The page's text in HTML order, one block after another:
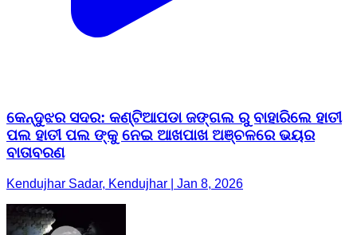
କେନ୍ଦୁଝର ସଦର: କଣ୍ଟିଆପଡା ଜଙ୍ଗଲ ରୁ ବାହାରିଲେ ହାତୀ
ପଲ ହାତୀ ପଲ ଙ୍କୁ ନେଇ ଆଖପାଖ ଅଞ୍ଚଳରେ ଭୟର
ବାତାବରଣ
Kendujhar Sadar, Kendujhar | Jan 8, 2026